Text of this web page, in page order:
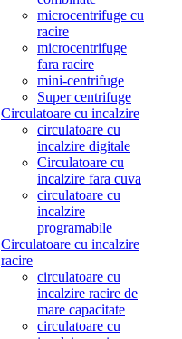
microcentrifuge cu
racire
microcentrifuge
fara racire
mini-centrifuge
Super centrifuge
Circulatoare cu incalzire
circulatoare cu
incalzire digitale
Circulatoare cu
incalzire fara cuva
circulatoare cu
incalzire
programabile
Circulatoare cu incalzire
racire
circulatoare cu
incalzire racire de
mare capacitate
circulatoare cu